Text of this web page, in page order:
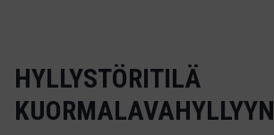
HYLLYSTÖRITILÄ
KUORMALAVAHYLLYYN